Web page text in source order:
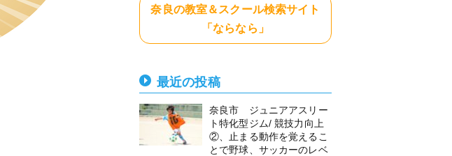
奈良の教室＆スクール検索サイト
「ならなら」
最近の投稿
奈良市 ジュニアアスリー
ト特化型ジム/ 競技力向上
②、止まる動作を覚えるこ
とで野球、サッカーのレベ